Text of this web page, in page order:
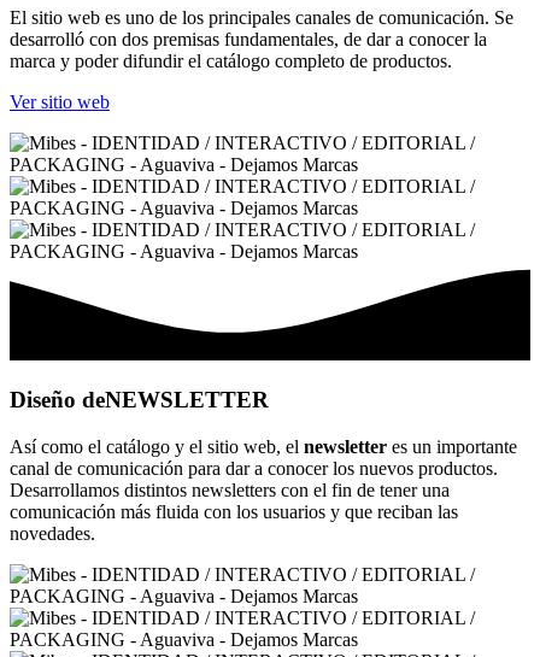
El sitio web es uno de los principales canales de comunicación. Se
desarrolló con dos premisas fundamentales, de dar a conocer la
marca y poder difundir el catálogo completo de productos.
Ver sitio web
Diseño deNEWSLETTER
Así como el catálogo y el sitio web, el newsletter es un importante
canal de comunicación para dar a conocer los nuevos productos.
Desarrollamos distintos newsletters con el fin de tener una
comunicación más fluida con los usuarios y que reciban las
novedades.